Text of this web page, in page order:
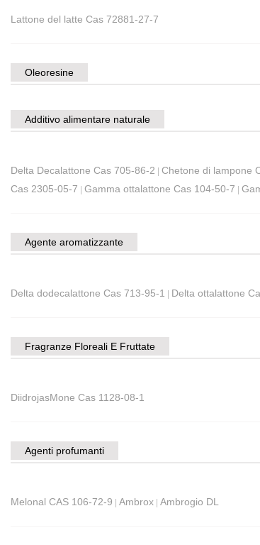
Lattone del latte Cas 72881-27-7
Oleoresine
Additivo alimentare naturale
Delta Decalattone Cas 705-86-2 | Chetone di lampone
Cas 2305-05-7 | Gamma ottalattone Cas 104-50-7 |
Agente aromatizzante
Delta dodecalattone Cas 713-95-1 | Delta ottalattone
Fragranze Floreali E Fruttate
DiidrojasMone Cas 1128-08-1
Agenti profumanti
Melonal CAS 106-72-9 | Ambrox | Ambrogio DL